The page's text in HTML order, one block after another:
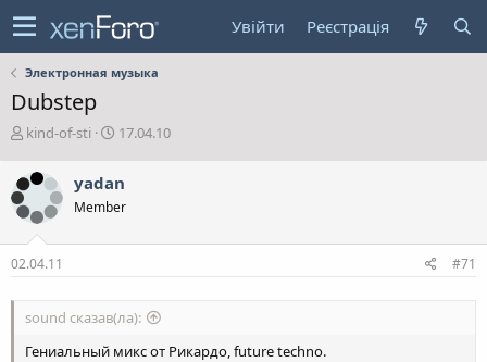
Увійти Реєстрація
Электронная музыка
Dubstep
А
т
о
р
е
м
kind-of-sti
Д
а
с
в
н
н
17.04.10
yadan
Member
02.04.11 #71
sound сказав(ла):
Гениальный микс от Рикардо, future techno.